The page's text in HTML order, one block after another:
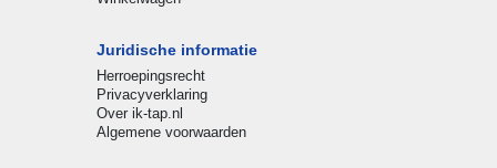
Juridische informatie
Herroepingsrecht
Privacyverklaring
Over ik-tap.nl
Algemene voorwaarden